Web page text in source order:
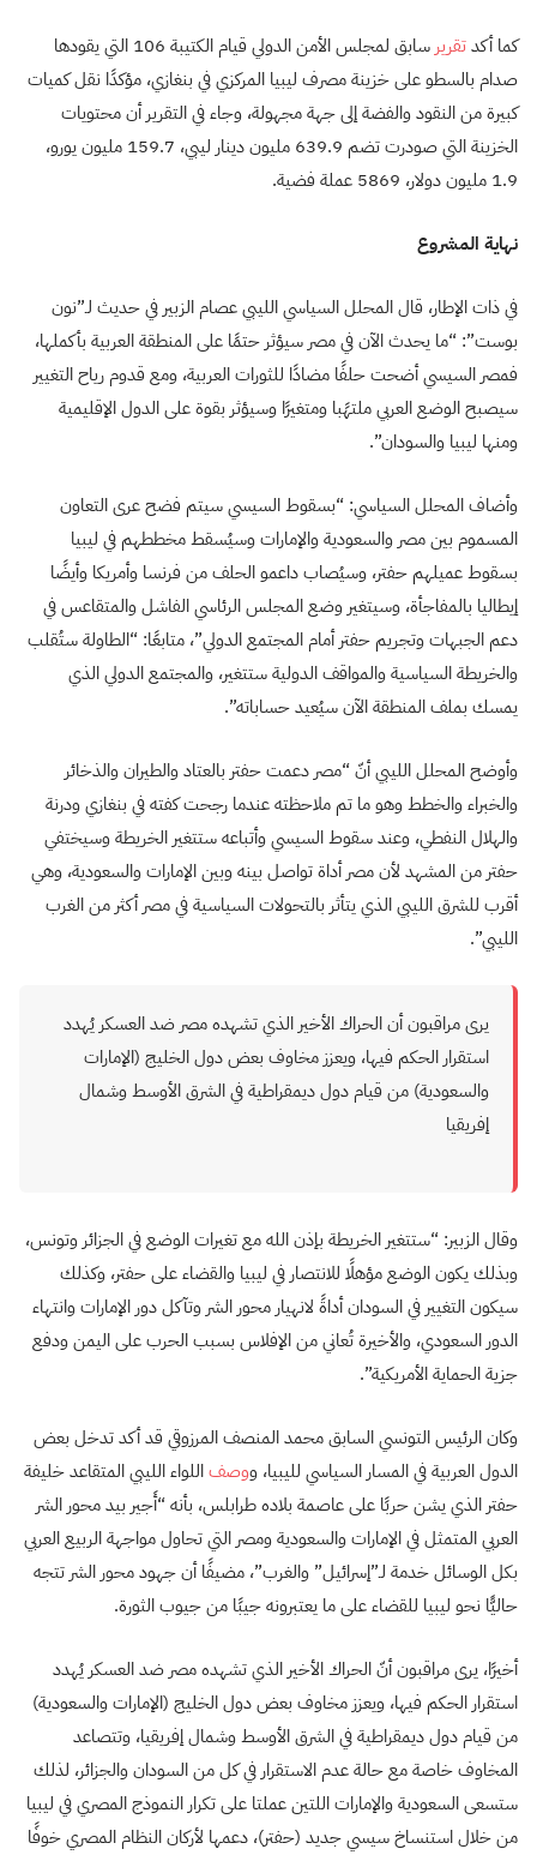
كما أكدتقرير
سابق لمجلس الأمن الدولي قيام الكتيبة 106 التي يقودها
صدام بالسطو على خزينة مصرف ليبيا المركزي في بنغازي، مؤكدًا نقل كميات
كبيرة من النقود والفضة إلى جهة مجهولة، وجاء في التقرير أن محتويات
الخزينة التي صودرت تضم 639.9 مليون دينار ليبي، 159.7 مليون يورو،
1.9 مليون دولار، 5869 عملة فضية
.
نهاية المشروع
في ذات الإطار، قال المحلل السياسي الليبي عصام الزبير في حديث لـ”نون
بوست”: “ما يحدث الآن في مصر سيؤثر حتمًا على المنطقة العربية بأكملها،
فمصر السيسي أضحت حلفًا مضادًا للثورات العربية، ومع قدوم رياح التغيير
سيصبح الوضع العربي ملتهًبا ومتغيرًا وسيؤثر بقوة على الدول الإقليمية
ومنها ليبيا والسودان”.
وأضاف المحلل السياسي: “بسقوط السيسي سيتم فضح عرى التعاون
المسموم بين مصر والسعودية والإمارات وسيُسقط مخططهم في ليبيا
بسقوط عميلهم حفتر، وسيُصاب داعمو الحلف من فرنسا وأمريكا وأيضًا
إيطاليا بالمفاجأة، وسيتغير وضع المجلس الرئاسي الفاشل والمتقاعس في
دعم الجبهات وتجريم حفتر أمام المجتمع الدولي”، متابعًا: “الطاولة ستُقلب
والخريطة السياسية والمواقف الدولية ستتغير، والمجتمع الدولي الذي
يمسك بملف المنطقة الآن سيُعيد حساباته”.
وأوضح المحلل الليبي أنّ “مصر دعمت حفتر بالعتاد والطيران والذخائر
والخبراء والخطط وهو ما تم ملاحظته عندما رجحت كفته في بنغازي ودرنة
والهلال النفطي، وعند سقوط السيسي وأتباعه ستتغير الخريطة وسيختفي
حفتر من المشهد لأن مصر أداة تواصل بينه وبين الإمارات والسعودية، وهي
أقرب للشرق الليبي الذي يتأثر بالتحولات السياسية في مصر أكثر من الغرب
الليبي”.
يرى مراقبون أن الحراك الأخير الذي تشهده مصر ضد العسكر يُهدد
استقرار الحكم فيها، ويعزز مخاوف بعض دول الخليج (الإمارات
والسعودية) من قيام دول ديمقراطية في الشرق الأوسط وشمال
إفريقيا
وقال الزبير: “ستتغير الخريطة بإذن الله مع تغيرات الوضع في الجزائر وتونس،
وبذلك يكون الوضع مؤهلًا للانتصار في ليبيا والقضاء على حفتر، وكذلك
سيكون التغيير في السودان أداةً لانهيار محور الشر وتآكل دور الإمارات وانتهاء
الدور السعودي، والأخيرة تُعاني من الإفلاس بسبب الحرب على اليمن ودفع
جزية الحماية الأمريكية”.
وكان الرئيس التونسي السابق محمد المنصف المرزوقي قد أكد تدخل بعض
الدول العربية في المسار السياسي لليبيا، ووصفاللواء الليبي المتقاعد خليفة
حفتر الذي يشن حربًا على عاصمة بلاده طرابلس، بأنه “أَجير بيد محور الشر
العربي المتمثل في الإمارات والسعودية ومصر التي تحاول مواجهة الربيع العربي
بكل الوسائل خدمة لـ”إسرائيل” والغرب”، مضيفًا أن جهود محور الشر تتجه
حاليًّا نحو ليبيا للقضاء على ما يعتبرونه جيبًا من جيوب الثورة.
أخيرًا، يرى مراقبون أنّ الحراك الأخير الذي تشهده مصر ضد العسكر يُهدد
استقرار الحكم فيها، ويعزز مخاوف بعض دول الخليج (الإمارات والسعودية)
من قيام دول ديمقراطية في الشرق الأوسط وشمال إفريقيا، وتتصاعد
المخاوف خاصة مع حالة عدم الاستقرار في كل من السودان والجزائر، لذلك
ستسعى السعودية والإمارات اللتين عملتا على تكرار النموذج المصري في ليبيا
من خلال استنساخ سيسي جديد (حفتر)، دعمها لأركان النظام المصري خوفًا